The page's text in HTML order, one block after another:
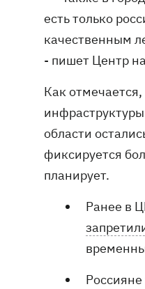
есть только
качественным
- пишет Центр
Как
области
фиксируется
планирует.
Ранее в